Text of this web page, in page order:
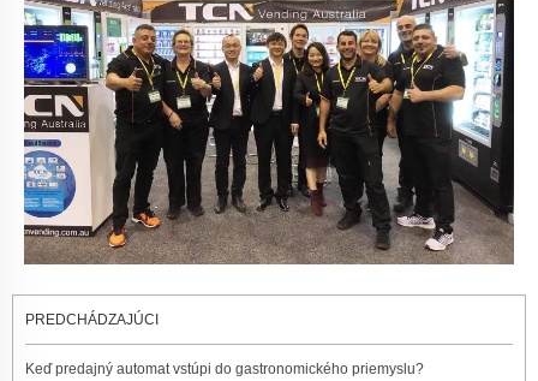
PREDCHÁDZAJÚCI
Keď predajný automat vstúpi do gastronomického priemyslu?